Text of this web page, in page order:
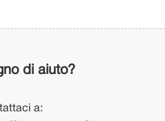
di aiuto?
a: